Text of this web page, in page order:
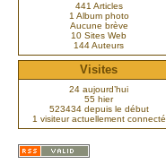
441 Articles
1 Album photo
Aucune brève
10 Sites Web
144 Auteurs
Visites
24 aujourd’hui
55 hier
523434 depuis le début
1 visiteur actuellement connecté